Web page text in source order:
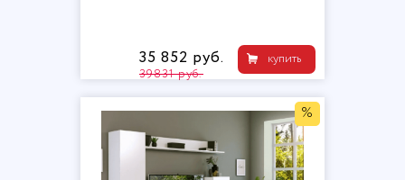
купить
35 852 руб.
39831 руб.
%